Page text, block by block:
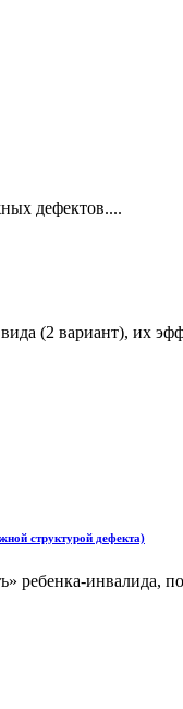
дефектов....
(2 вариант), их
структурой дефекта)
инвалида,